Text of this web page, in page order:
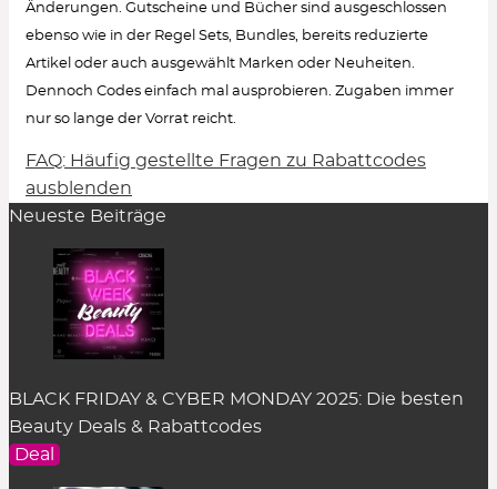
Änderungen. Gutscheine und Bücher sind ausgeschlossen
ebenso wie in der Regel Sets, Bundles, bereits reduzierte
Artikel oder auch ausgewählt Marken oder Neuheiten.
Dennoch Codes einfach mal ausprobieren. Zugaben immer
nur so lange der Vorrat reicht.
Wie löse ich einen Rabattcode ein?
Um den Gutschein-Code anzuzeigen, klicke in
der Rabatt-Beschreibung auf den Button
zeigen“. Es öffnet sich ein Pop-up-Fenster.
Einfach auf„kopieren“
zwischengespeichert.
Im Warenkorb des dazugehörigen Online Shops
kann der Rabattcode im entsprechenden Feld
eingefügt werden. Das Feld befindet sich an
FAQ: Häufig gestellte Fragen zu Rabattcodes
ausblenden
Neueste Beiträge
BLACK FRIDAY & CYBER MONDAY 2025: Die besten
Beauty Deals & Rabattcodes
Deal